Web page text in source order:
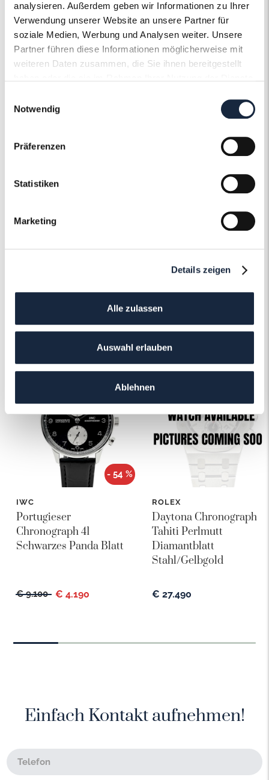
analysieren. Außerdem geben wir Informationen zu Ihrer
Verwendung unserer Website an unsere Partner für
soziale Medien, Werbung und Analysen weiter. Unsere
Partner führen diese Informationen möglicherweise mit
weiteren Daten zusammen, die Sie ihnen bereitgestellt
Notwendig
Präferenzen
Statistiken
Marketing
Details zeigen
Alle zulassen
Auswahl erlauben
Ablehnen
Ziffernblattfarbe Weiß
– Gerne pflegen und gestalten wir Ihre Uhr
nach Ihren individuellen Wünschen und
Mehr erfahren
Das könnte Ihnen auch gefallen!
- 54 %
IWC
Portugieser
Chronograph 41
Schwarzes Panda Blatt
€ 9.100 € 4.190
ROLEX
Daytona Chronograph
Tahiti Perlmutt
Diamantblatt
Stahl/Gelbgold
€ 27.490
Einfach Kontakt aufnehmen!